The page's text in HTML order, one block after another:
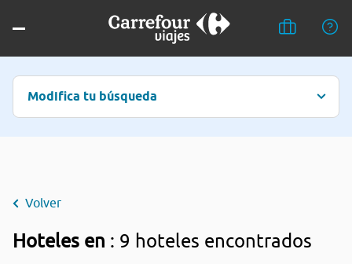
Modifica tu búsqueda
Volver
Hoteles en : 9 hoteles encontrados